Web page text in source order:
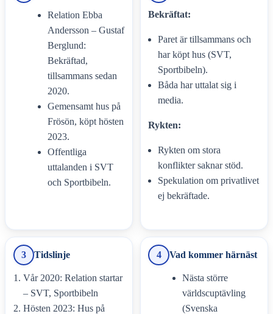
Relation Ebba
Andersson – Gustaf
Berglund:
Bekräftad,
tillsammans sedan
2020.
Gemensamt hus på
Frösön, köpt hösten
2023.
Offentliga
uttalanden i SVT
och Sportbibeln.
Bekräftat:
Paret är tillsammans och
har köpt hus (SVT,
Sportbibeln).
Båda har uttalat sig i
media.
Rykten:
Rykten om stora
konflikter saknar stöd.
Spekulation om privatlivet
ej bekräftade.
3 Tidslinje
Vår 2020: Relation startar
– SVT, Sportbibeln
Hösten 2023: Hus på
4 Vad kommer härnäst
Nästa större
världscuptävling
(Svenska